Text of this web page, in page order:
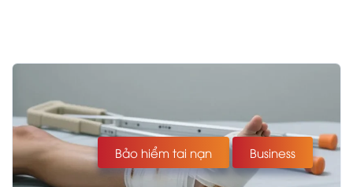
Bảo hiểm tai nạn Business